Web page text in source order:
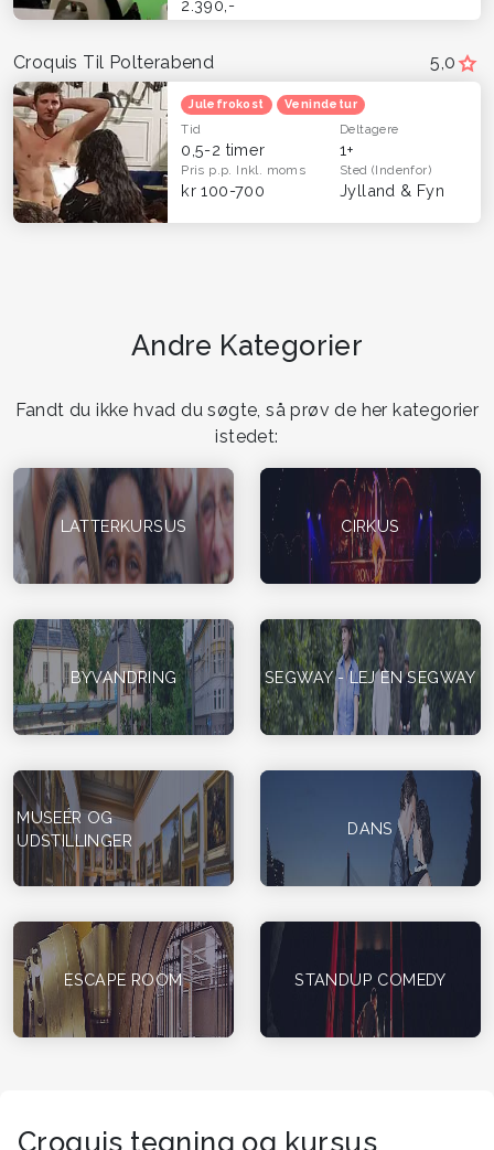
2.390,-
5,0
Croquis Til Polterabend
Julefrokost Venindetur
Tid
0,5-2 timer
Deltagere
1+
Pris p.p. Inkl. moms
kr 100-700
Sted(Indenfor)
Jylland & Fyn
Andre Kategorier
Fandt du ikke hvad du søgte, så prøv de her kategorier
istedet:
LATTERKURSUS CIRKUS
BYVANDRING SEGWAY - LEJ EN SEGWAY
MUSEÉR OG
UDSTILLINGER
DANS
ESCAPE ROOM STANDUP COMEDY
Croquis tegning og kursus